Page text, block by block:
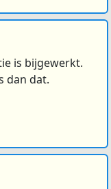
is bijgewerkt.
dan dat.